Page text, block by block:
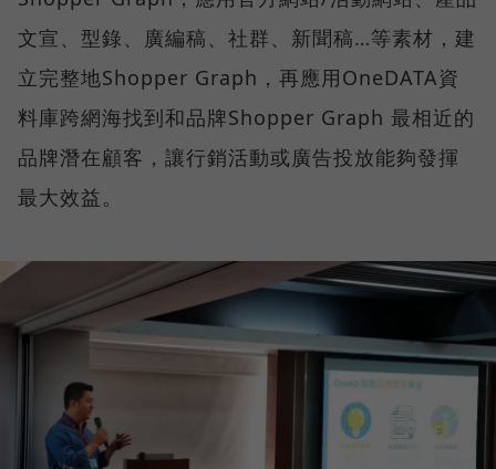
文宣、型錄、廣編稿、社群、新聞稿…等素材，建
立完整地Shopper Graph，再應用OneDATA資
料庫跨網海找到和品牌Shopper Graph 最相近的
品牌潛在顧客，讓行銷活動或廣告投放能夠發揮
最大效益。